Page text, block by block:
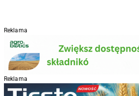
Reklama
Reklama